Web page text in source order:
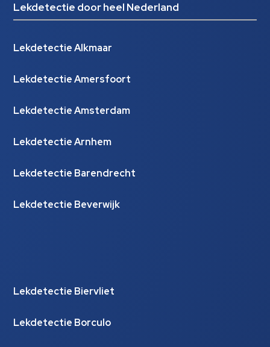
Lekdetectie door heel Nederland
Lekdetectie Alkmaar
Lekdetectie Amersfoort
Lekdetectie Amsterdam
Lekdetectie Arnhem
Lekdetectie Barendrecht
Lekdetectie Beverwijk
Lekdetectie Biervliet
Lekdetectie Borculo